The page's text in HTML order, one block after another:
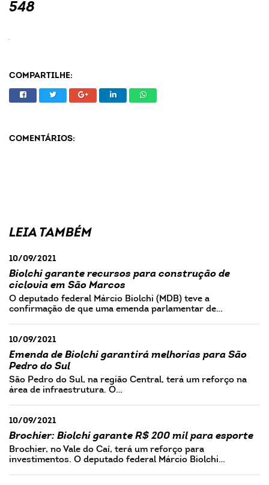
548
COMPARTILHE:
COMENTÁRIOS:
LEIA TAMBÉM
10/09/2021
Biolchi garante recursos para construção de
ciclovia em São Marcos
O deputado federal Márcio Biolchi (MDB) teve a
confirmação de que uma emenda parlamentar de…
10/09/2021
Emenda de Biolchi garantirá melhorias para São
Pedro do Sul
São Pedro do Sul, na região Central, terá um reforço na
área de infraestrutura. O…
10/09/2021
Brochier: Biolchi garante R$ 200 mil para esporte
Brochier, no Vale do Caí, terá um reforço para
investimentos. O deputado federal Márcio Biolchi…